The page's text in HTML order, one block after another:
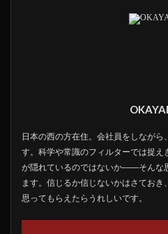
日本の西の方在住。会社員をしながら
す。科学や常識のフィルターでは捉
が隠れているのではないか――そんな
ます。信じるか信じないかはさておき
思ってもらえたらうれしいです。